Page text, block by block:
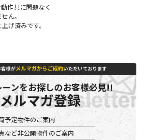
作共に問題なく
ん。
げ済みです。
様がメルマガからご成約いただいております
ーンをお探しのお客様必見!!
メルマガ登録
予定物件のご案内
など非公開物件のご案内